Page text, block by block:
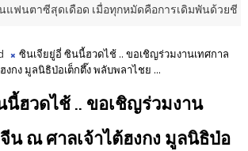
เมื่อทุกหมัดคือการเดิมพันด้วยชีวิต ... วัฒนธรรม
ซินเจียยู่อี่ ซินนี้ฮวดไช้ .. ขอเชิญร่วมงานเทศกาล
งกง มูลนิธิป่อเต็กตึ๊ง พลับพลาไชย ...
นี้ฮวดไช้ .. ขอเชิญร่วมงาน
น ณ ศาลเจ้าไต้ฮงกง มูลนิธิป่อ